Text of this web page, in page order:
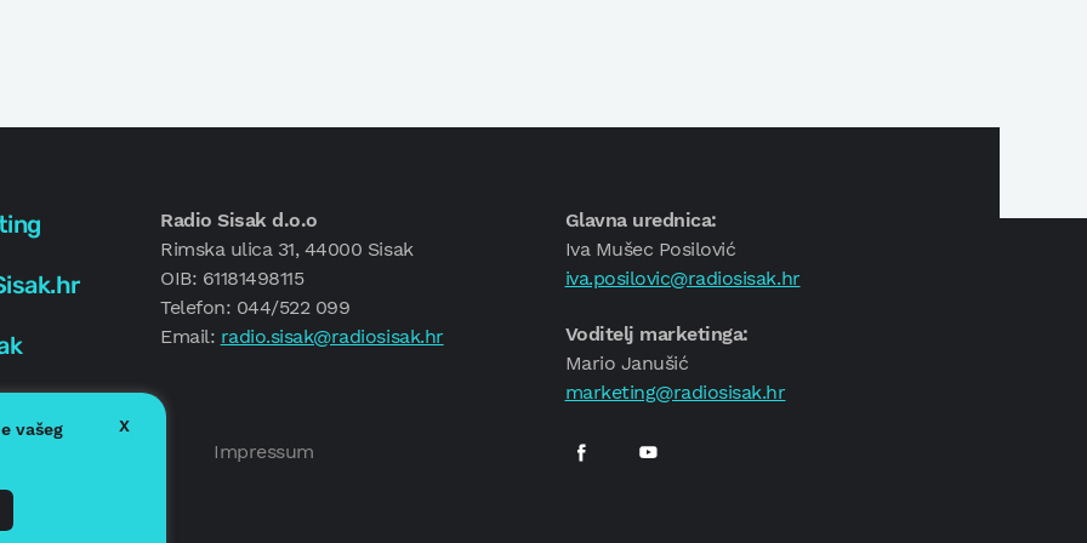
Radio Sisak d.o.o
Rimska ulica 31, 44000 Sisak
OIB: 61181498115
Telefon: 044/522 099
Email: radio.sisak@radiosisak.hr
Glavna urednica:
Iva Mušec Posilović
iva.posilovic@radiosisak.hr
Voditelj marketinga:
Mario Janušić
marketing@radiosisak.hr
Impressum
vašeg
X